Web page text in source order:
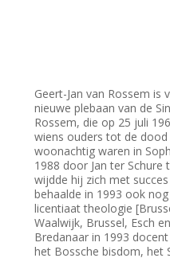
Geert-Jan van Rossem is
nieuwe plebaan van de
Rossem, die op 25 juli
wiens ouders tot de
woonachtig waren in
1988 door Jan ter
wijdde hij zich met
behaalde in 1993 ook
licentiaat theologie
Waalwijk, Brussel, Esch
Bredanaar in 1993
het Bossche bisdom, het